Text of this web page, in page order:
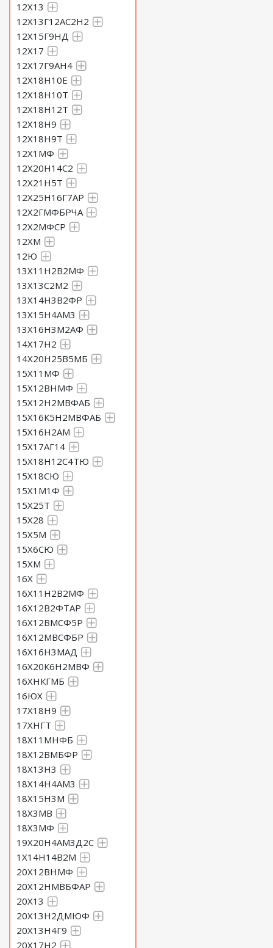
12Х13
12Х13Г12АС2Н2
12Х15Г9НД
12Х17
12Х17Г9АН4
12Х18Н10Е
12Х18Н10Т
12Х18Н12Т
12Х18Н9
12Х18Н9Т
12Х1МФ
12Х20Н14С2
12Х21Н5Т
12Х25Н16Г7АР
12Х2ГМФБРЧА
12Х2МФСР
12ХМ
12Ю
13Х11Н2В2МФ
13Х13С2М2
13Х14Н3В2ФР
13Х15Н4АМ3
13Х16Н3М2АФ
14Х17Н2
14Х20Н25В5МБ
15Х11МФ
15Х12ВНМФ
15Х12Н2МВФАБ
15Х16К5Н2МВФАБ
15Х16Н2АМ
15Х17АГ14
15Х18Н12С4ТЮ
15Х18СЮ
15Х1М1Ф
15Х25Т
15Х28
15Х5М
15Х6СЮ
15ХМ
16Х
16Х11Н2В2МФ
16Х12В2ФТАР
16Х12ВМСФ5Р
16Х12МВСФБР
16Х16Н3МАД
16Х20К6Н2МВФ
16ХНКГМБ
16ЮХ
17Х18Н9
17ХНГТ
18Х11МНФБ
18Х12ВМБФР
18Х13Н3
18Х14Н4АМ3
18Х15Н3М
18Х3МВ
18Х3МФ
19Х20Н4АМ3Д2С
1Х14Н14В2М
20Х12ВНМФ
20Х12НМВБФАР
20Х13
20Х13Н2ДМЮФ
20Х13Н4Г9
20Х17Н2